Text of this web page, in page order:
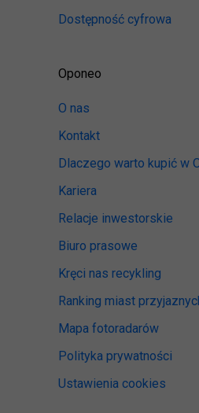
Dostępność cyfrowa
Oponeo
O nas
Kontakt
Dlaczego warto kupić w
Kariera
Relacje inwestorskie
Biuro prasowe
Kręci nas recykling
Ranking miast
Mapa fotoradarów
Polityka prywatności
Ustawienia cookies